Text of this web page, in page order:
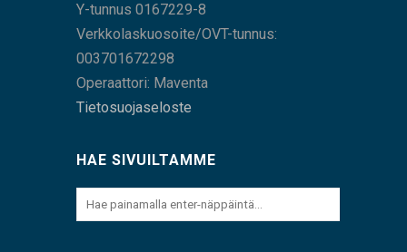
Y-tunnus 0167229-8
Verkkolaskuosoite/OVT-tunnus:
003701672298
Operaattori: Maventa
Tietosuojaseloste
HAE SIVUILTAMME